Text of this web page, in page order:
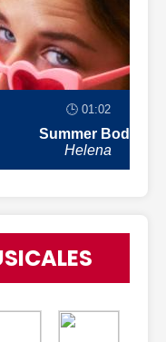
🕒 01:02
Summer Body
Helena